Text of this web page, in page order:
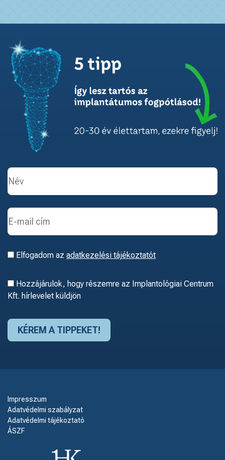
Elfogadom az adatkezelési tájékoztatót
Hozzájárulok, hogy részemre az Implantológiai Centrum
Kft. hírlevelet küldjön
Impresszum
Adatvédelmi szabályzat
Adatvédelmi tájékoztató
ÁSZF